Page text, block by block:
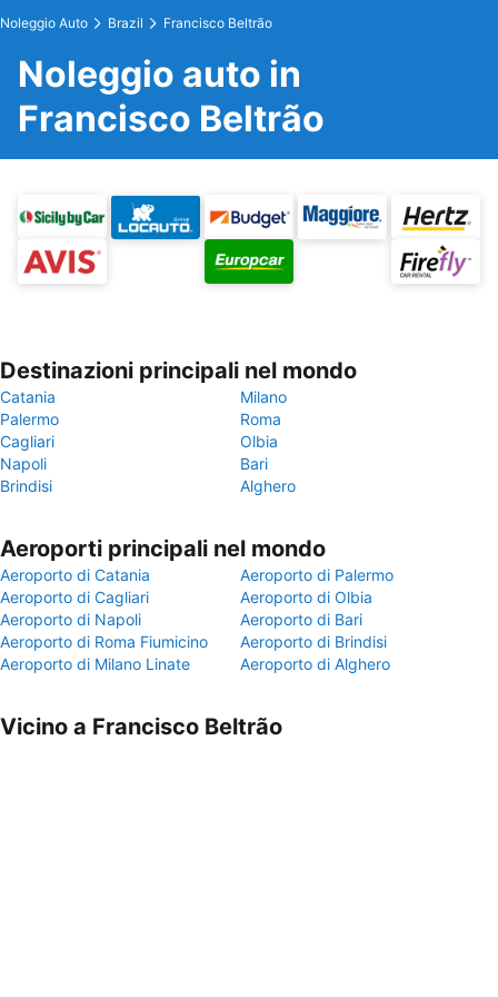
Noleggio Auto Brazil Francisco Beltrão
Noleggio auto in
Francisco Beltrão
Destinazioni principali nel mondo
Catania
Milano
Palermo
Roma
Cagliari
Olbia
Napoli
Bari
Brindisi
Alghero
Aeroporti principali nel mondo
Aeroporto di Catania
Aeroporto di Palermo
Aeroporto di Cagliari
Aeroporto di Olbia
Aeroporto di Napoli
Aeroporto di Bari
Aeroporto di Roma Fiumicino
Aeroporto di Brindisi
Aeroporto di Milano Linate
Aeroporto di Alghero
Vicino a Francisco Beltrão